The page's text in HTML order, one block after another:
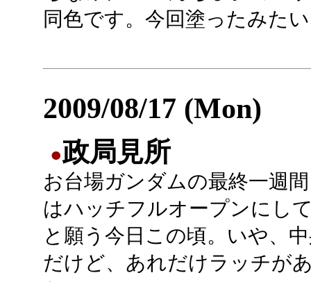
同色です。今回塗ったみた
2009/08/17 (Mon)
●政局見所
お台場ガンダムの最終一週
はハッチフルオープンにし
と願う今日この頃。いや、
だけど、あれだけラッチが